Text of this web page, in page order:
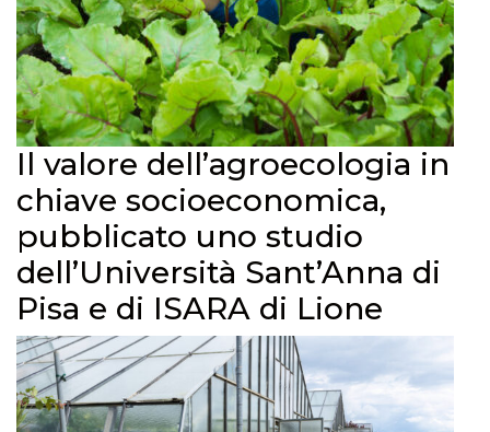
Il valore dell’agroecologia in
chiave socioeconomica,
pubblicato uno studio
dell’Università Sant’Anna di
Pisa e di ISARA di Lione